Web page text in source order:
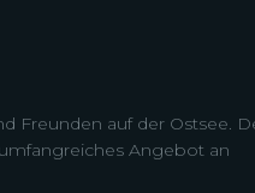
Freunden auf der Ostsee.
Angebot an